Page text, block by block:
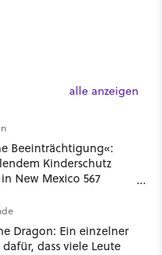
alle anzeigen
Beeinträchtigung«:
Kinderschutz
New Mexico 567
Dragon: Ein einzelner
dass viele Leute